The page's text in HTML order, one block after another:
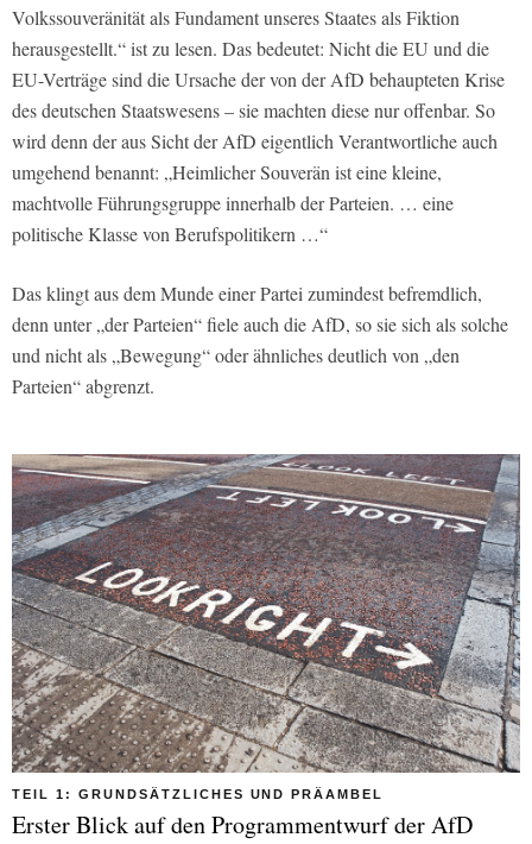
Volkssouveränität als Fundament unseres Staates als Fiktion
herausgestellt.“ ist zu lesen. Das bedeutet: Nicht die EU und die
EU-Verträge sind die Ursache der von der AfD behaupteten Krise
des deutschen Staatswesens – sie machten diese nur offenbar. So
wird denn der aus Sicht der AfD eigentlich Verantwortliche auch
umgehend benannt: „Heimlicher Souverän ist eine kleine,
machtvolle Führungsgruppe innerhalb der Parteien. … eine
politische Klasse von Berufspolitikern …“
Das klingt aus dem Munde einer Partei zumindest befremdlich,
denn unter „der Parteien“ fiele auch die AfD, so sie sich als solche
und nicht als „Bewegung“ oder ähnliches deutlich von „den
Parteien“ abgrenzt.
TEIL 1: GRUNDSÄTZLICHES UND PRÄAMBEL
Erster Blick auf den Programmentwurf der AfD